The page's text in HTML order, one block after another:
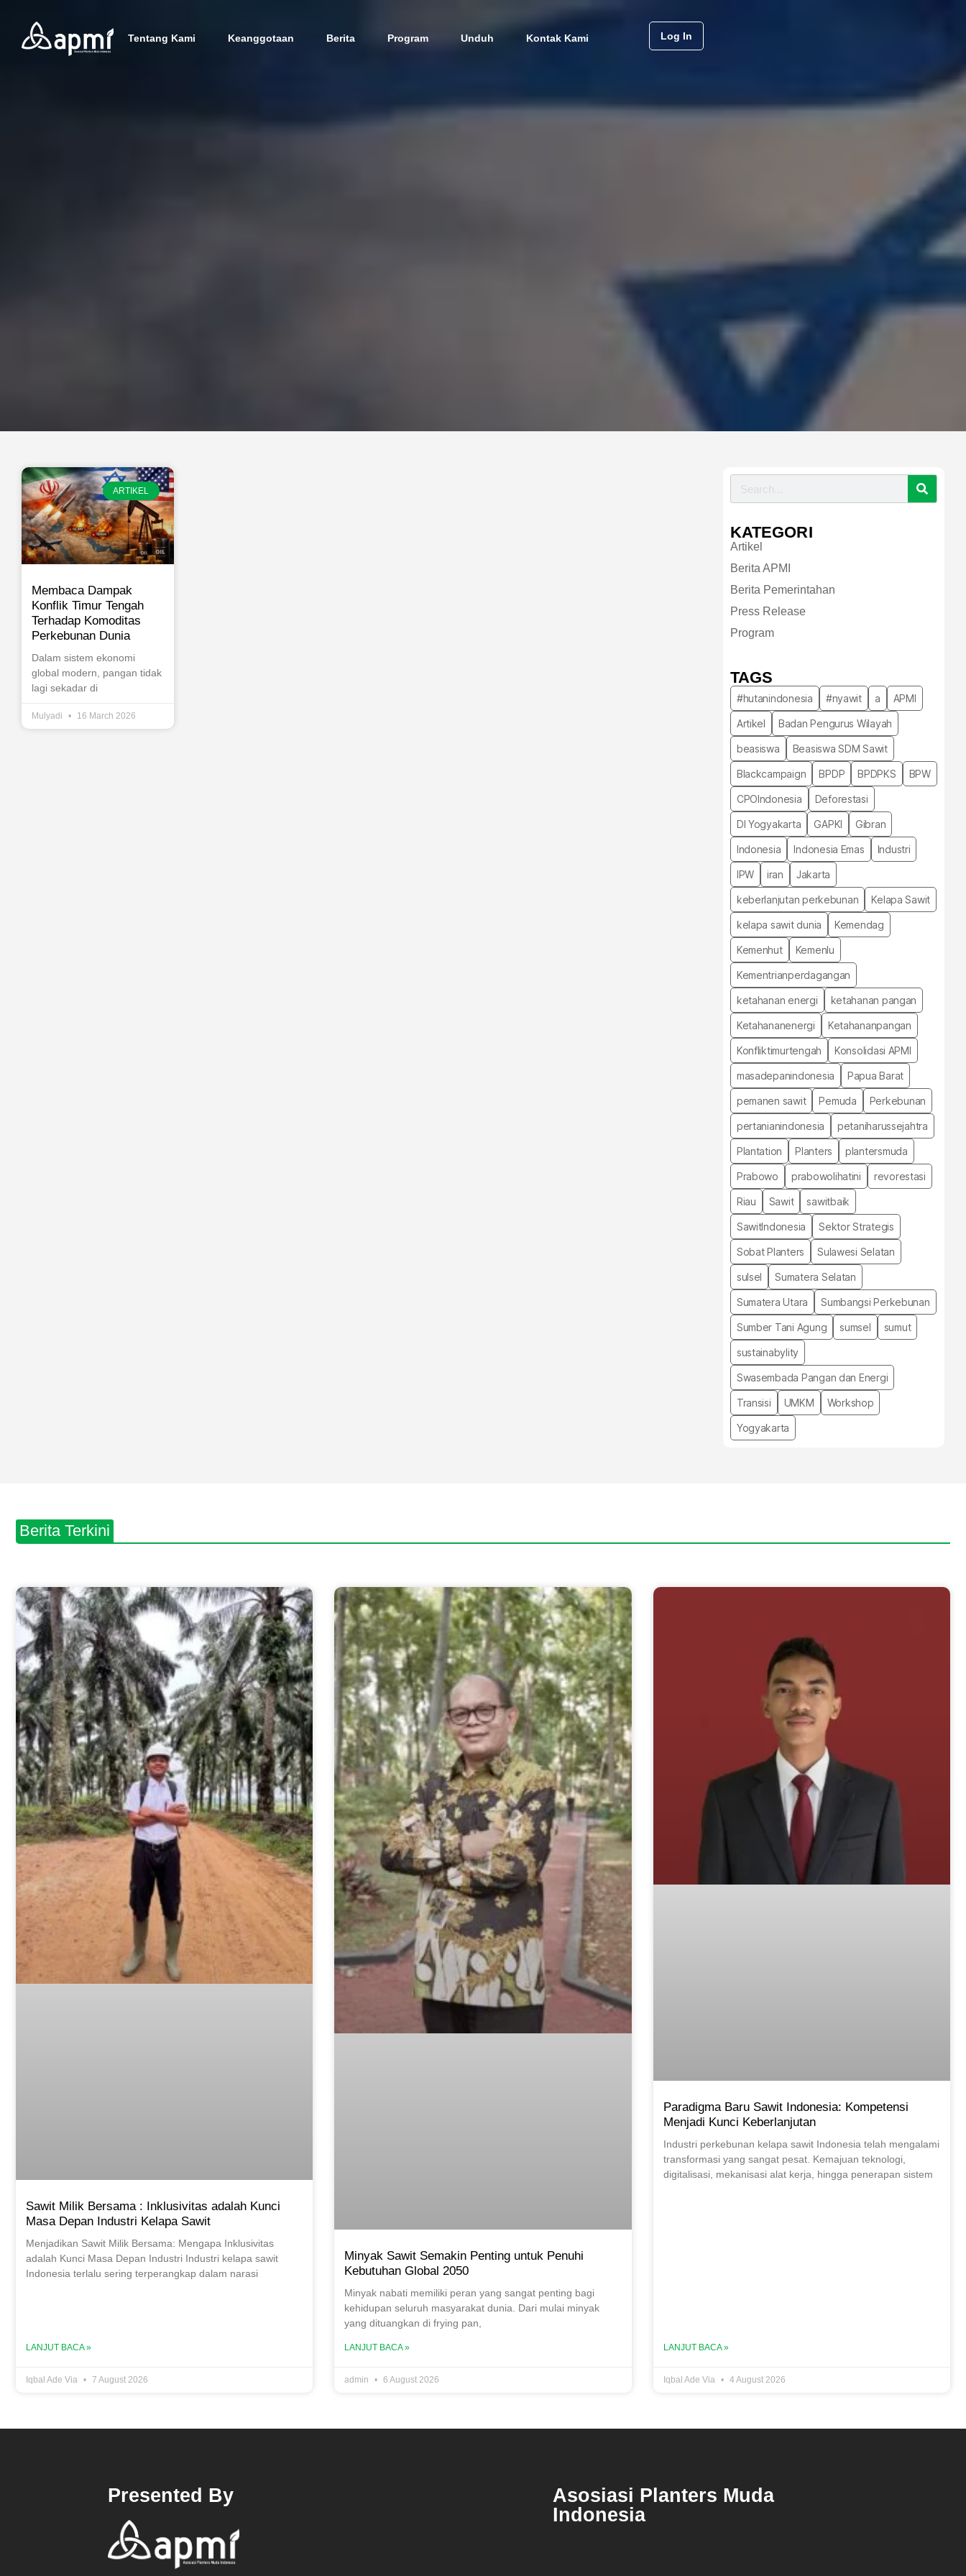
Tentang Kami Keanggotaan Berita Program Unduh Kontak Kami Log In
ARTIKEL
Membaca Dampak
Konflik Timur Tengah
Terhadap Komoditas
Perkebunan Dunia
Dalam sistem ekonomi
global modern, pangan tidak
lagi sekadar di
Mulyadi 16 March 2026
KATEGORI
Artikel
Berita APMI
Berita Pemerintahan
Press Release
Program
TAGS
#hutanindonesia #nyawit a APMI
Artikel Badan Pengurus Wilayah
beasiswa Beasiswa SDM Sawit
Blackcampaign BPDP BPDPKS BPW
CPOIndonesia Deforestasi
DI Yogyakarta GAPKI Gibran
Indonesia Indonesia Emas Industri
IPW iran Jakarta
keberlanjutan perkebunan Kelapa Sawit
kelapa sawit dunia Kemendag
Kemenhut Kemenlu
Kementrianperdagangan
ketahanan energi ketahanan pangan
Ketahananenergi Ketahananpangan
Konfliktimurtengah Konsolidasi APMI
masadepanindonesia Papua Barat
pemanen sawit Pemuda Perkebunan
pertanianindonesia petaniharussejahtra
Plantation Planters plantersmuda
Prabowo prabowolihatini revorestasi
Riau Sawit sawitbaik
SawitIndonesia Sektor Strategis
Sobat Planters Sulawesi Selatan
sulsel Sumatera Selatan
Sumatera Utara Sumbangsi Perkebunan
Sumber Tani Agung sumsel sumut
sustainabylity
Swasembada Pangan dan Energi
Transisi UMKM Workshop
Yogyakarta
Berita Terkini
Sawit Milik Bersama : Inklusivitas adalah Kunci
Masa Depan Industri Kelapa Sawit
Menjadikan Sawit Milik Bersama: Mengapa Inklusivitas
adalah Kunci Masa Depan Industri Industri kelapa sawit
Indonesia terlalu sering terperangkap dalam narasi
LANJUT BACA »
Iqbal Ade Via 7 August 2026
Minyak Sawit Semakin Penting untuk Penuhi
Kebutuhan Global 2050
Minyak nabati memiliki peran yang sangat penting bagi
kehidupan seluruh masyarakat dunia. Dari mulai minyak
yang dituangkan di frying pan,
LANJUT BACA »
admin 6 August 2026
Paradigma Baru Sawit Indonesia: Kompetensi
Menjadi Kunci Keberlanjutan
Industri perkebunan kelapa sawit Indonesia telah mengalami
transformasi yang sangat pesat. Kemajuan teknologi,
digitalisasi, mekanisasi alat kerja, hingga penerapan sistem
LANJUT BACA »
Iqbal Ade Via 4 August 2026
Presented By
Asosiasi Planters Muda
Indonesia